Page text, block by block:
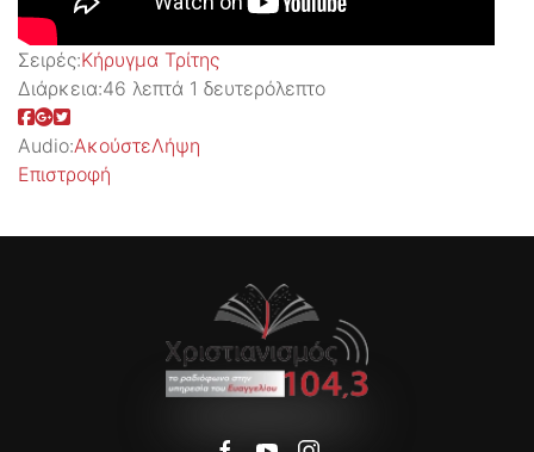
Σειρές:Kήρυγμα Τρίτης
Διάρκεια:46 λεπτά 1 δευτερόλεπτο
Audio:ΑκούστεΛήψη
Επιστροφή